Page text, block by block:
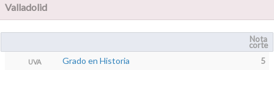
Valladolid
Nota
corte
UVA Grado en Historia 5